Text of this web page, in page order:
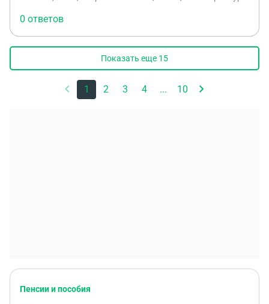
0 ответов
Показать еще 15
1 2 3 4 ... 10
Пенсии и пособия